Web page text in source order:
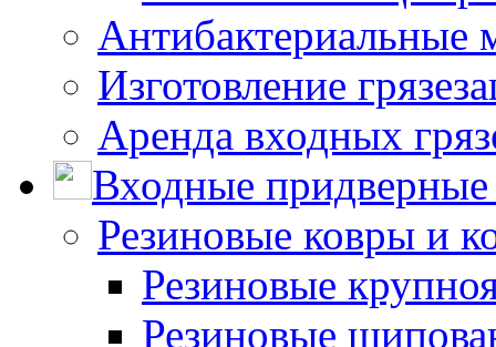
Антибактериальные
Изготовление
Аренда входных
Входные
Резиновые ковры и
Резиновые
Резиновые